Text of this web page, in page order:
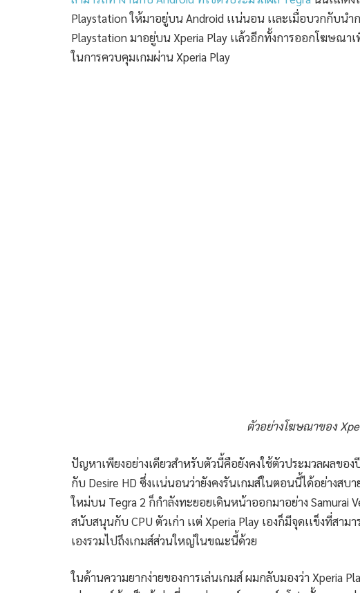
Playstation ให้มาอยู่บน Android เเน่นอน เเละเมื่อบวกกับ
Playstation มาอยู่บน Xperia Play เเล้วอีกทั้งการออกโฆษณา
ในการควบคุมเกมผ่าน Xperia Play
ตัวอย่างโฆษณาของ
ปัญหาเพียงอย่างเดียวสำหรับตัวนี้คือยังคงใช้ตัวประมวลผลของ
กับ Desire HD ซึ่งเเน่นอนว่ายังคงรันเกมส์ในตอนนี้ได้อย่างสบ
ใหม่บน Tegra 2 ก็กำลังทะยอยเดินหน้าออกมาอย่าง Samurai
สนับสนุนกับ CPU ตัวเก่า เเต่ Xperia Play เองก็มีจุดเเข็งที่สา
เองรวมไปถึงเกมส์ส่วนใหญ่ในขณะนี้ด้วย
ในด้านความยากง่ายของการเล่นเกมส์ ผมกลับมองว่า Xperia